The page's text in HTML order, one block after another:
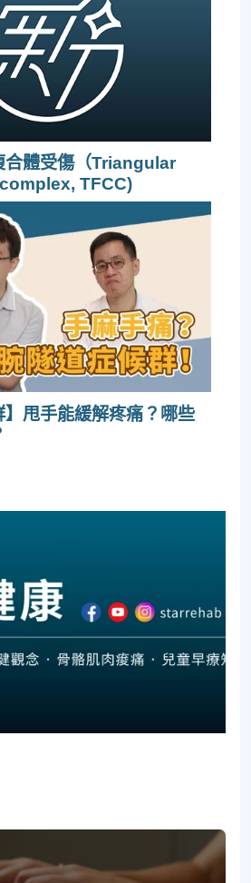
合體受傷（Triangular
TFCC)
】甩手能緩解疼痛？哪些